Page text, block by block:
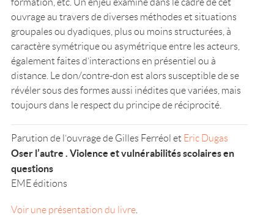
ouvrage au travers de diverses méthodes et situations
groupales ou dyadiques, plus ou moins structurées, à
caractère symétrique ou asymétrique entre les acteurs,
également faites d’interactions en présentiel ou à
distance. Le don/contre-don est alors susceptible de se
révéler sous des formes aussi inédites que variées, mais
toujours dans le respect du principe de réciprocité.
Parution de l’ouvrage de Gilles Ferréol et Eric Dugas
Oser l’autre . Violence et vulnérabilités scolaires en
questions
EME éditions
Voir une présentation du livre.